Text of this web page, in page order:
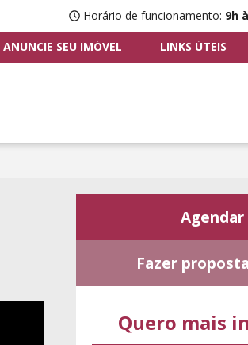
Horário de funcionamento: 9h
ANUNCIE SEU IMÓVEL LINKS ÚTEIS
Fazer
Quero mais